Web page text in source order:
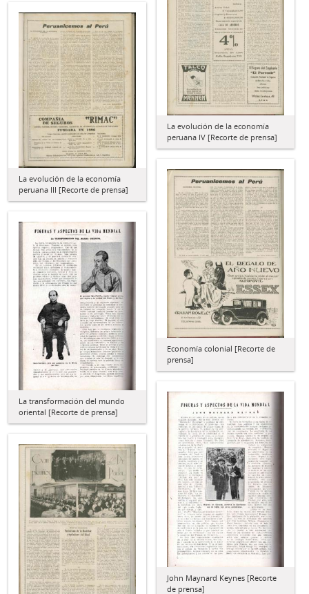
La evolución de la economía
peruana IV [Recorte de prensa]
La evolución de la economía
peruana III [Recorte de prensa]
Economía colonial [Recorte de
prensa]
La transformación del mundo
oriental [Recorte de prensa]
John Maynard Keynes [Recorte
de prensa]